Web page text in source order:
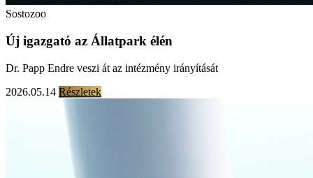
Sostozoo
Új igazgató az Állatpark élén
Dr. Papp Endre veszi át az intézmény irányítását
2026.05.14 Részletek